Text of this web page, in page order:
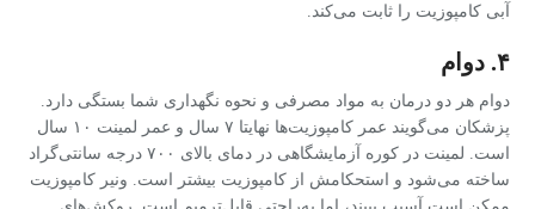
آبی کامپوزیت را ثابت می‌کند.
۴. دوام
دوام هر دو درمان به مواد مصرفی و نحوه نگهداری شما بستگی دارد.
پزشکان می‌گویند عمر کامپوزیت‌ها نهایتا ۷ سال و عمر لمینت ۱۰ سال
است. لمینت در کوره آزمایشگاهی در دمای بالای ۷۰۰ درجه سانتی‌گراد
ساخته می‌شود و استحکامش از کامپوزیت بیشتر است. ونیر کامپوزیت
ممکن است آسیب ببیند، اما به‌راحتی قابل‌ترمیم است. روکش‌های